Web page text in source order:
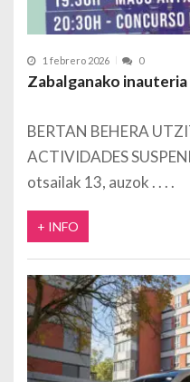
1 febrero 2026 0
Zabalganako
BERTAN BEHERA
ACTIVIDADES
otsailak 13, auzok
+ INFO